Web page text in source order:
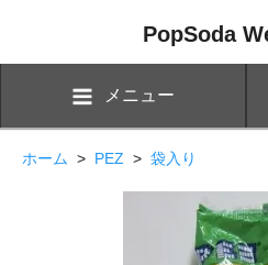
PopSoda
メニュー
ホーム > PEZ > 袋入り